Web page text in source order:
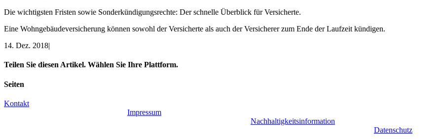
Die wichtigsten Fristen sowie Sonderkündigungsrechte: Der schnelle Überblick für Versicherte.
Eine Wohngebäudeversicherung können sowohl der Versicherte als auch der Versicherer zum Ende der Laufzeit kündigen.
14. Dez. 2018|
Teilen Sie diesen Artikel. Wählen Sie Ihre Plattform.
Facebook
X
LinkedIn
WhatsApp
Xing
E-
Seiten
Kontakt
Impressum
Nachhaltigkeitsinformation
Datenschutz